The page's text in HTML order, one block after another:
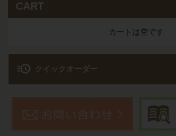
CART
カートは空です
acute クイックオーダー